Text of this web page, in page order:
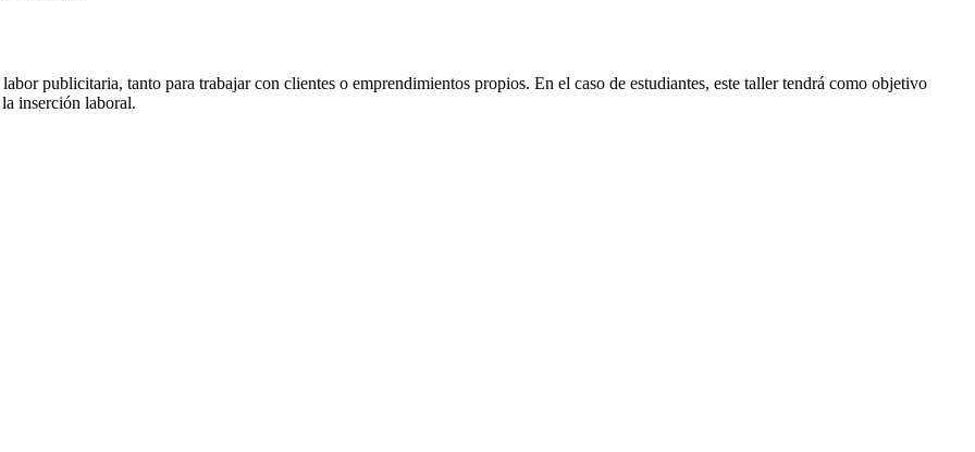
publicitaria, tanto para trabajar con clientes o emprendimientos propios. En el caso de estudiantes, este taller tendrá como objetivo
inserción laboral.